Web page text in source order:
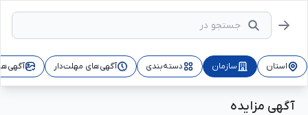
استان سازمان دسته‌بندی آگهی‌های مهلت‌دار
آگهی مزایده